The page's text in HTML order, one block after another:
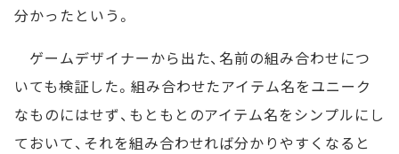
分かったという。
ゲームデザイナーから出た、名前の組み合わせにつ
いても検証した。組み合わせたアイテム名をユニーク
なものにはせず、もともとのアイテム名をシンプルにし
ておいて、それを組み合わせれば分かりやすくなると